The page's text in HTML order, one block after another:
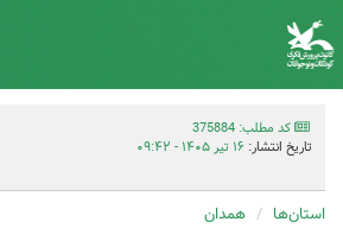
کد مطلب: 375884
تاریخ انتشار: ۱۶ تیر ۱۴۰۵ - ۰۹:۴۲
استان‌ها همدان